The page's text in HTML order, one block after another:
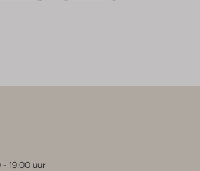
19:00 uur